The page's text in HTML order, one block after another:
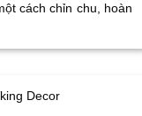
cách chỉn chu, hoàn
Decor